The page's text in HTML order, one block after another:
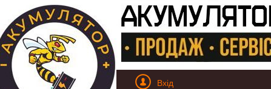
Вхід